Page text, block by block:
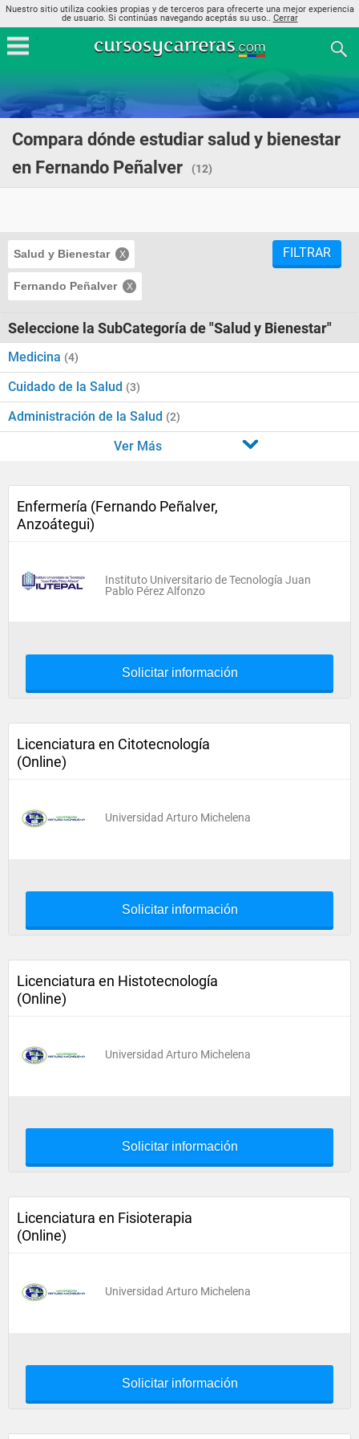
Nuestro sitio utiliza cookies propias y de terceros para ofrecerte una mejor experiencia
de usuario. Si continúas navegando aceptás su uso.. Cerrar
Compara dónde estudiar salud y bienestar
en Fernando Peñalver
(12)
Salud y Bienestar
Fernando Peñalver
FILTRAR
Seleccione la SubCategoría de "Salud y Bienestar"
Medicina (4)
Cuidado de la Salud (3)
Administración de la Salud (2)
Ver Más
Enfermería (Fernando Peñalver,
Anzoátegui)
Instituto Universitario de Tecnología Juan
Pablo Pérez Alfonzo
Solicitar información
Licenciatura en Citotecnología
(Online)
Universidad Arturo Michelena
Solicitar información
Licenciatura en Histotecnología
(Online)
Universidad Arturo Michelena
Solicitar información
Licenciatura en Fisioterapia
(Online)
Universidad Arturo Michelena
Solicitar información